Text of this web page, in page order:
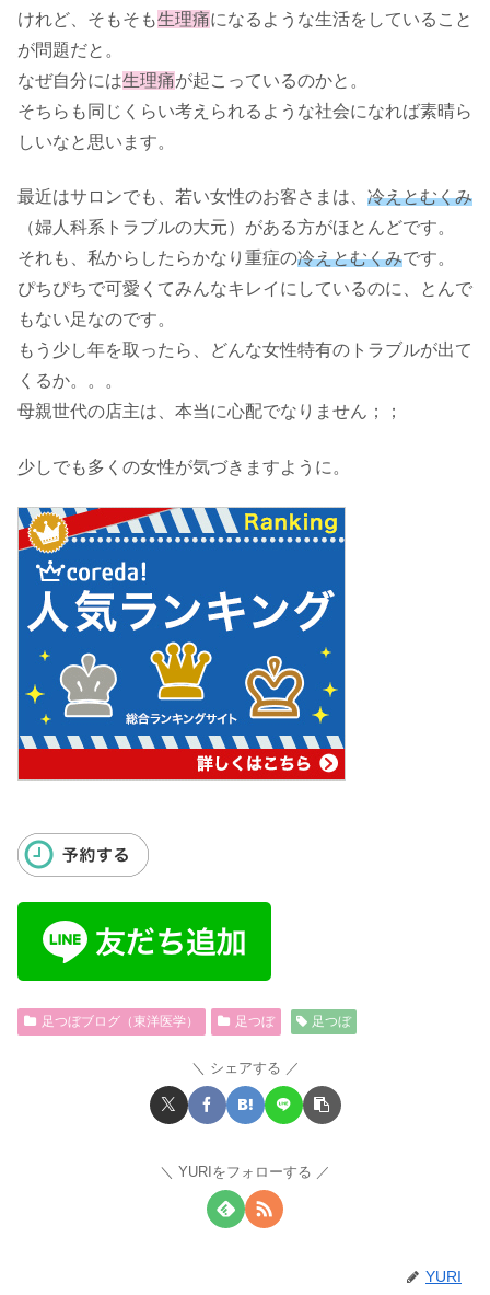
けれど、そもそも生理痛になるような生活をしていること
が問題だと。
なぜ自分には生理痛が起こっているのかと。
そちらも同じくらい考えられるような社会になれば素晴ら
しいなと思います。
最近はサロンでも、若い女性のお客さまは、 冷えとむくみ
（婦人科系トラブルの大元）がある方がほとんどです。
それも、私からしたらかなり重症の冷えとむくみです。
ぴちぴちで可愛くてみんなキレイにしているのに、とんで
もない足なのです。
もう少し年を取ったら、どんな女性特有のトラブルが出て
くるか。。。
母親世代の店主は、本当に心配でなりません；；
少しでも多くの女性が気づきますように。
足つぼブログ（東洋医学） 足つぼ 足つぼ
シェアする
YURIをフォローする
YURI